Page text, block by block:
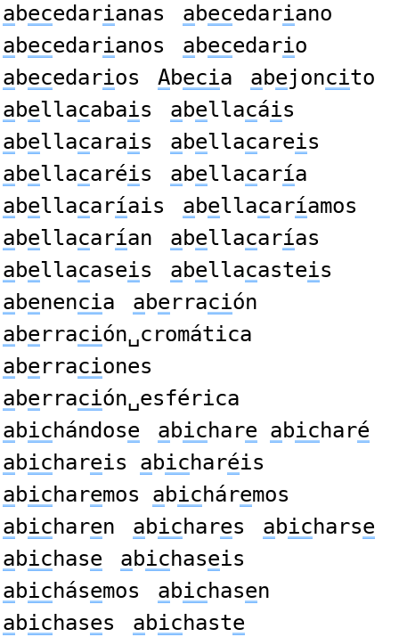
abecedarianas abecedariano
abecedarianos abecedario
abecedarios Abecia abejoncito
abellacabais abellacáis
abellacarais abellacareis
abellacaréis abellacaría
abellacaríais abellacaríamos
abellacarían abellacarías
abellacaseis abellacasteis
abenencia aberración
aberración␣cromática
aberraciones
aberración␣esférica
abichándose abichare abicharé
abichareis abicharéis
abicharemos abicháremos
abicharen abichares abicharse
abichase abichaseis
abichásemos abichasen
abichases abichaste